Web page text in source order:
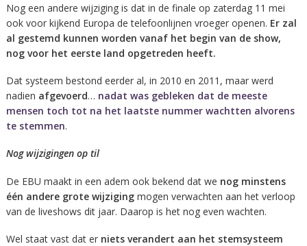
Nog een andere wijziging is dat in de finale op zaterdag 11 mei
ook voor kijkend Europa de telefoonlijnen vroeger openen. Er zal
al gestemd kunnen worden vanaf het begin van de show,
nog voor het eerste land opgetreden heeft.
Dat systeem bestond eerder al, in 2010 en 2011, maar werd
nadien afgevoerd… nadat was gebleken dat de meeste
mensen toch tot na het laatste nummer wachtten alvorens
te stemmen.
Nog wijzigingen op til
De EBU maakt in een adem ook bekend dat we nog minstens
één andere grote wijzigingmogen verwachten aan het verloop
van de liveshows dit jaar. Daarop is het nog even wachten.
Wel staat vast dat er niets verandert aan het stemsysteem